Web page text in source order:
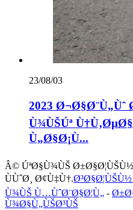
23/08/03
2023 Ø¬Ø§Ø¨Ù„Ùˆ
Ù¾ÙŠÚª
Ù„Ø§Ø¡Ù...
Â© ÚªØ§Ù¾ÙŠ
ÙÙˆØ¸ Ø¢Ù‡Ù†.
Ù¾ÙŠ Ù…ÙˆØ¨Ø§Ø¦Ù„ -
Ù¾Ø§Ù„ÙŠØ³ÙŠ